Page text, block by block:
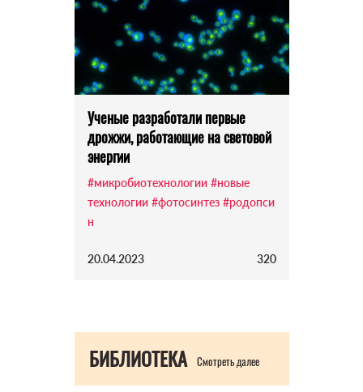
Ученые разработали первые
дрожжи, работающие на световой
энергии
#микробиотехнологии #новые
технологии #фотосинтез #родопси
н
20.04.2023 320
БИБЛИОТЕКА Смотреть далее